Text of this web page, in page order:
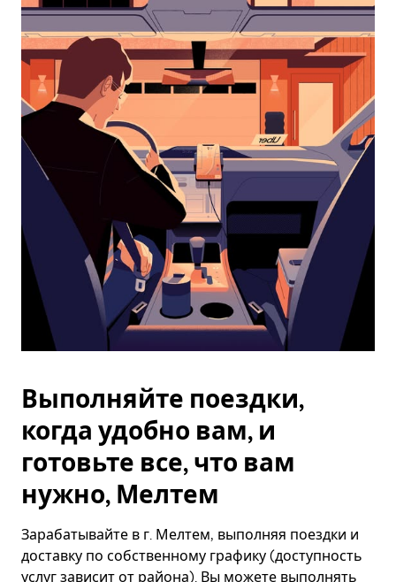
календарю
выбрать
дату.
Чтобы
закрыть
календарь,
нажмите
Esc.
Выполняйте поездки,
когда удобно вам, и
готовьте все, что вам
нужно, Мелтем
Зарабатывайте в г. Мелтем, выполняя поездки и
доставку по собственному графику (доступность
услуг зависит от района). Вы можете выполнять